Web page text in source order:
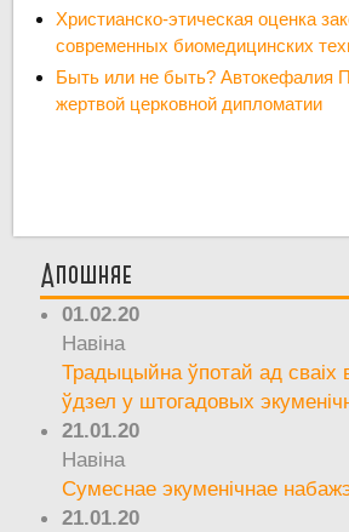
Христианско-этическая оценка
современных биомедицинских
Быть или не быть? Автокефалия
жертвой церковной дипломатии
Апошняе
01.02.20
Навіна
Традыцыйна ўпотай ад сваіх
ўдзел у штогадовых
21.01.20
Навіна
Сумеснае экуменічнае
21.01.20